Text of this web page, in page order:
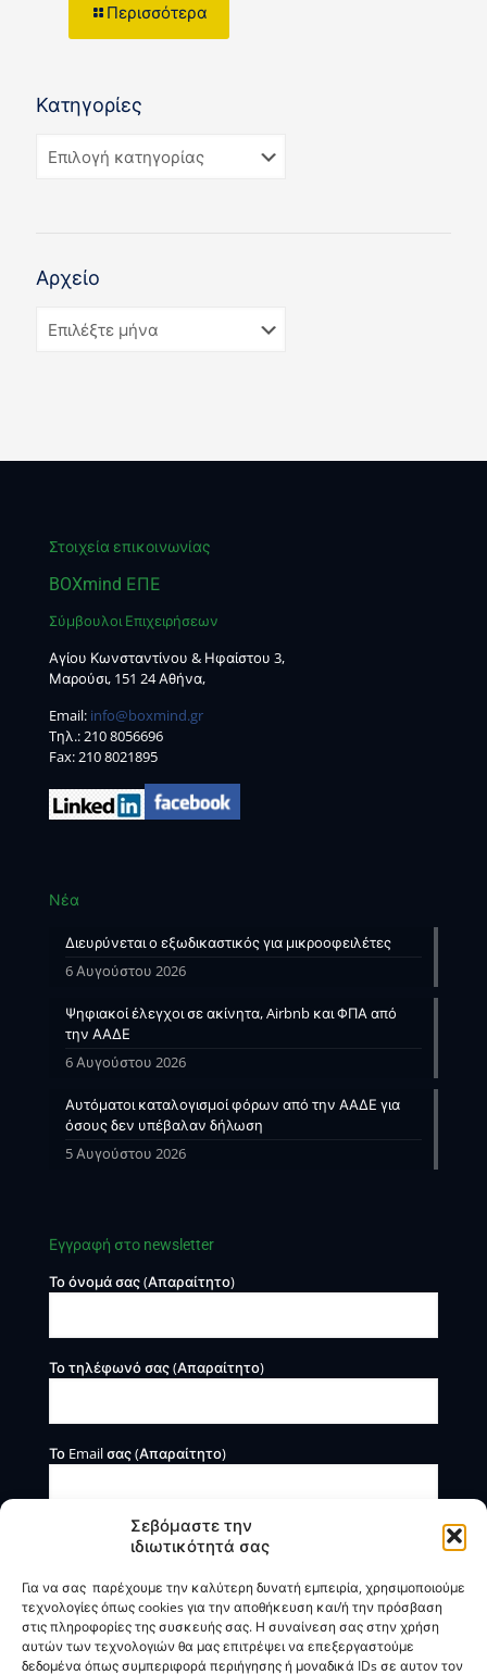
Σεβόμαστε την
ιδιωτικότητά σας
Για να σας παρέχουμε την καλύτερη δυνατή εμπειρία, χρησιμοποιούμε
τεχνολογίες όπως cookies για την αποθήκευση και/ή την πρόσβαση
στις πληροφορίες της συσκευής σας. Η συναίνεση σας στην χρήση
αυτών των τεχνολογιών θα μας επιτρέψει να επεξεργαστούμε
δεδομένα όπως συμπεριφορά περιήγησης ή μοναδικά IDs σε αυτον τον
Περισσότερα
Κατηγορίες
Αρχείο
Στοιχεία επικοινωνίας
BOXmind ΕΠΕ
Σύμβουλοι Επιχειρήσεων
Αγίου Κωνσταντίνου & Ηφαίστου 3,
Μαρούσι, 151 24 Αθήνα,
Email: info@boxmind.gr
Tηλ.:210 8056696
Fax: 210 8021895
Νέα
Διευρύνεται ο εξωδικαστικός για μικροοφειλέτες
6 Αυγούστου 2026
Ψηφιακοί έλεγχοι σε ακίνητα, Airbnb και ΦΠΑ από
την ΑΑΔΕ
6 Αυγούστου 2026
Αυτόματοι καταλογισμοί φόρων από την ΑΑΔΕ για
όσους δεν υπέβαλαν δήλωση
5 Αυγούστου 2026
Εγγραφή στο newsletter
Το όνομά σας (Απαραίτητο)
Το τηλέφωνό σας (Απαραίτητο)
Το Email σας (Απαραίτητο)
Η BOXmind παρέχει πληροφοριακές και συμβουλευτικές